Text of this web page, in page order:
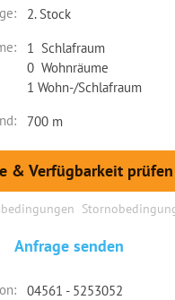
2. Stock
1 Schlafraum
0 Wohnräume
1 Wohn-/Schlafraum
700 m
& Verfügbarkeit prüfen
Anfrage senden
04561 - 5253052